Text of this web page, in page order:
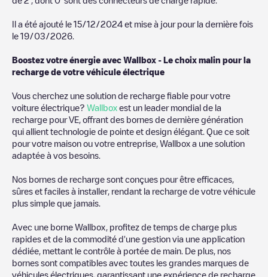
Il a été ajouté le 15/12/2024 et mise à jour pour la dernière fois
le 19/03/2026
Boostez votre énergie avec Wallbox - Le choix malin pour la
recharge de votre véhicule électrique
Vous cherchez une solution de recharge fiable pour votre
voiture électrique? Wallbox est un leader mondial de la
recharge pour VE, offrant des bornes de dernière génération
qui allient technologie de pointe et design élégant. Que ce soit
pour votre maison ou votre entreprise, Wallbox a une solution
adaptée à vos besoins.
Nos bornes de recharge sont conçues pour être efficaces,
sûres et faciles à installer, rendant la recharge de votre véhicule
plus simple que jamais.
Avec une borne Wallbox, profitez de temps de charge plus
rapides et de la commodité d'une gestion via une application
dédiée, mettant le contrôle à portée de main. De plus, nos
bornes sont compatibles avec toutes les grandes marques de
véhicules électriques, garantissant une expérience de recharge